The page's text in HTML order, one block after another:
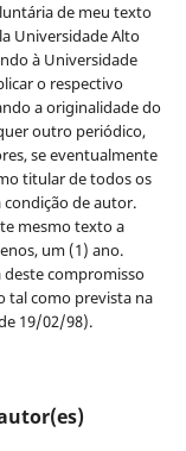
de meu texto
Universidade Alto
à Universidade
o respectivo
a originalidade do
outro periódico,
se eventualmente
titular de todos os
de autor.
mesmo texto a
um (1) ano.
deste compromisso
tal como prevista na
19/02/98).